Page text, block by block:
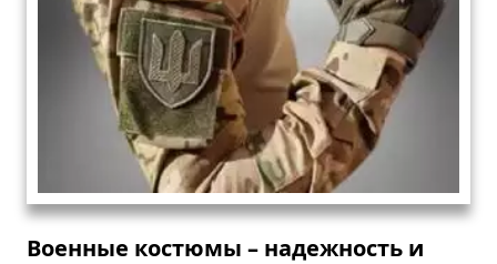
Военные костюмы – надежность и